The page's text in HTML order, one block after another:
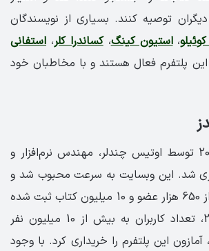
توصیه کنند. بسیاری از نویسندگان
،استیون کینگ،کساندرا کلر، استفانی
پلتفرم فعال هستند و با مخاطبان خود
گودریدز در سال 2006 توسط اوتیس چندلر، مهندس نرم‌افزار و
شد. این وبسایت به سرعت محبوب شد و
در سال 2007 بیش از 650 هزار عضو و 10 میلیون کتاب ثبت شده
داشت. تا سال 2012، تعداد کاربران به بیش از 10 میلیون نفر
این پلتفرم را خریداری کرد. با وجود